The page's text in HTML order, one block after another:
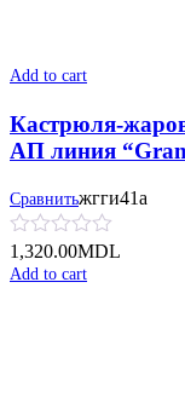
Add to cart
Кастрюля-
АП линия
Сравнитьжгги41а
1,320.00MDL
Add to cart